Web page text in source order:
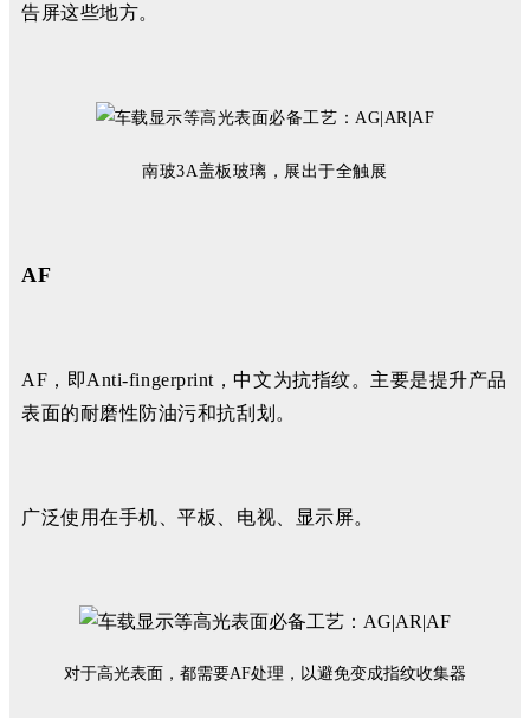
告屏这些地方。
南玻3A盖板玻璃，展出于全触展
AF
AF，即Anti-fingerprint，中文为抗指纹。主要是提升产品
表面的耐磨性防油污和抗刮划。
广泛使用在手机、平板、电视、显示屏。
对于高光表面，都需要AF处理，以避免变成指纹收集器